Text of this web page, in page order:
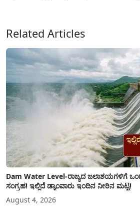
Related Articles
Dam Water Level-ರಾಜ್ಯದ ಜಲಾಶಯಗಳಿಗೆ
ಸಂಗ್ರಹ! ಇಲ್ಲಿದೆ ಡ್ಯಾಂವಾರು ಇಂದಿನ ನೀರಿನ ಮಟ್ಟ!
August 4, 2026